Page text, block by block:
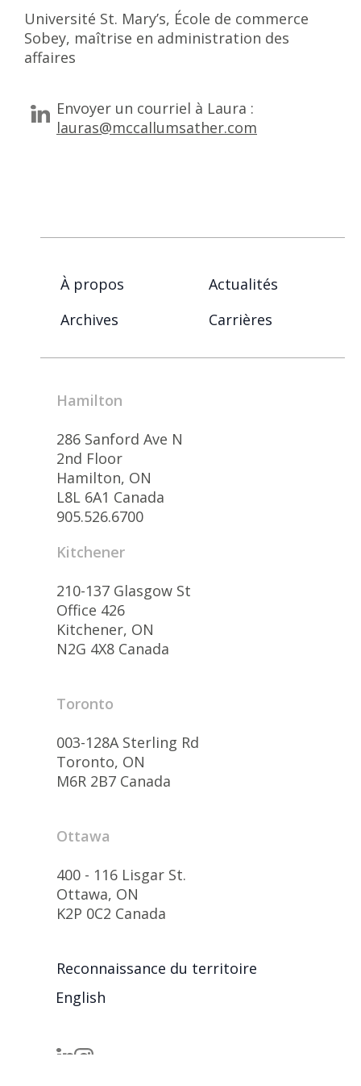
Université St. Mary’s, École de commerce
Sobey, maîtrise en administration des
affaires
Envoyer un courriel à Laura :
lauras@mccallumsather.com
À propos
Actualités
Archives
Carrières
Hamilton
286 Sanford Ave N
2nd Floor
Hamilton, ON
L8L 6A1 Canada
905.526.6700
Kitchener
210-137 Glasgow St
Office 426
Kitchener, ON
N2G 4X8 Canada
Toronto
003-128A Sterling Rd
Toronto, ON
M6R 2B7 Canada
Ottawa
400 - 116 Lisgar St.
Ottawa, ON
K2P 0C2 Canada
Reconnaissance du territoire
English